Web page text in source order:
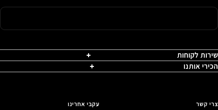
שירות לקוחות
הכירי אותנו
צרי קשר עקבי אחרינו